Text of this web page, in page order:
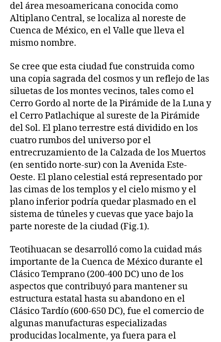
del área mesoamericana conocida como
Altiplano Central, se localiza al noreste de
Cuenca de México, en el Valle que lleva el
mismo nombre.
Se cree que esta ciudad fue construida como
una copia sagrada del cosmos y un reflejo de las
siluetas de los montes vecinos, tales como el
Cerro Gordo al norte de la Pirámide de la Luna y
el Cerro Patlachique al sureste de la Pirámide
del Sol. El plano terrestre está dividido en los
cuatro rumbos del universo por el
entrecruzamiento de la Calzada de los Muertos
(en sentido norte-sur) con la Avenida Este-
Oeste. El plano celestial está representado por
las cimas de los templos y el cielo mismo y el
plano inferior podría quedar plasmado en el
sistema de túneles y cuevas que yace bajo la
parte noreste de la ciudad (Fig.1).
Teotihuacan se desarrolló como la cuidad más
importante de la Cuenca de México durante el
Clásico Temprano (200-400 DC) uno de los
aspectos que contribuyó para mantener su
estructura estatal hasta su abandono en el
Clásico Tardío (600-650 DC), fue el comercio de
algunas manufacturas especializadas
producidas localmente, ya fuera para el